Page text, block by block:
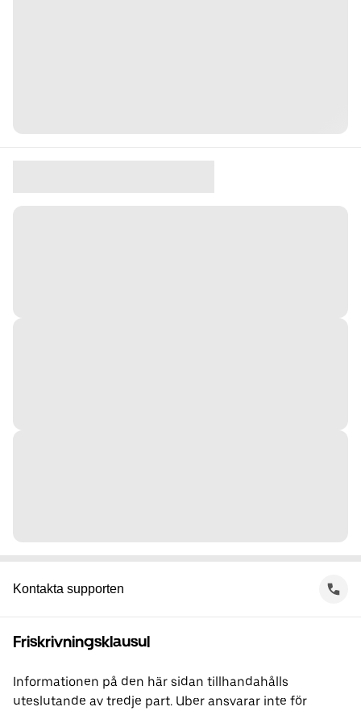
Kontakta supporten
Friskrivningsklausul
Informationen på den här sidan tillhandahålls
uteslutande av tredje part. Uber ansvarar inte för